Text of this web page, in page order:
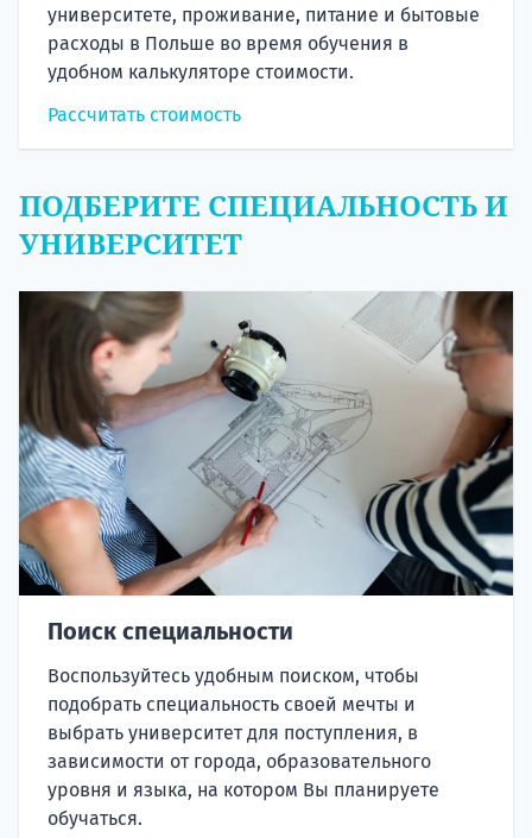
университете, проживание, питание и бытовые
расходы в Польше во время обучения в
удобном калькуляторе стоимости.
Рассчитать стоимость
ПОДБЕРИТЕ СПЕЦИАЛЬНОСТЬ И
УНИВЕРСИТЕТ
Поиск специальности
Воспользуйтесь удобным поиском, чтобы
подобрать специальность своей мечты и
выбрать университет для поступления, в
зависимости от города, образовательного
уровня и языка, на котором Вы планируете
обучаться.